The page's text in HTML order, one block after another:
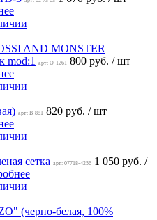
AND MONSTER
mod:1
арт: O-1261 800 руб. / шт
арт: B-881 820 руб. / шт
сетка арт: 07718-4256 1 050 руб. /
(черно-белая, 100%